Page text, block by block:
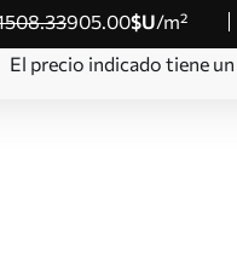
.33905.00$U/m²
El precio indicado tiene un